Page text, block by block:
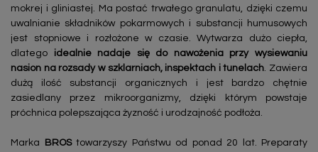
mokrej i gliniastej. Ma postać trwałego granulatu, dzięki czemu
uwalnianie składników pokarmowych i substancji humusowych
jest stopniowe i rozłożone w czasie. Wytwarza dużo ciepła,
dlatego
idealnie nadaje się do nawożenia przy wysiewaniu
nasion na rozsady w szklarniach, inspektach i tunelach. Zawiera
dużą ilość substancji organicznych i jest bardzo chętnie
zasiedlany przez mikroorganizmy, dzięki którym powstaje
próchnica polepszająca żyzność i urodzajność podłoża.
Marka BROStowarzyszy Państwu od ponad 20 lat. Preparaty